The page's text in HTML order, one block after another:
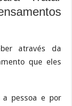
através da
que eles
a pessoa e por